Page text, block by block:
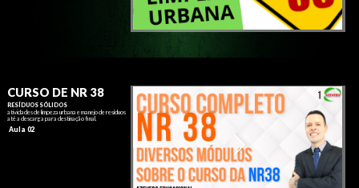
atividades de limpeza urbana e manejo de resíduos
até a descarga para destinação final.
CURSO DE NR 38
Aula 02
RESÍDUOS SÓLIDOS